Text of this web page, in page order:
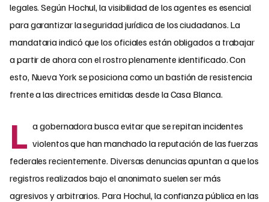
legales. Según Hochul, la visibilidad de los agentes es esencial
para garantizar la seguridad jurídica de los ciudadanos. La
mandataria indicó que los oficiales están obligados a trabajar
a partir de ahora con el rostro plenamente identificado. Con
esto, Nueva York se posiciona como un bastión de resistencia
frente a las directrices emitidas desde la Casa Blanca.
L a gobernadora busca evitar que se repitan incidentes
violentos que han manchado la reputación de las fuerzas
federales recientemente. Diversas denuncias apuntan a que los
registros realizados bajo el anonimato suelen ser más
agresivos y arbitrarios. Para Hochul, la confianza pública en las